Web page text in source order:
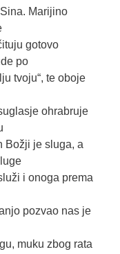
Marijino
gotovo
po
tvoju“, te oboje
ohrabruje
Božji je sluga, a
i onoga prema
pozvao nas je
muku zbog rata